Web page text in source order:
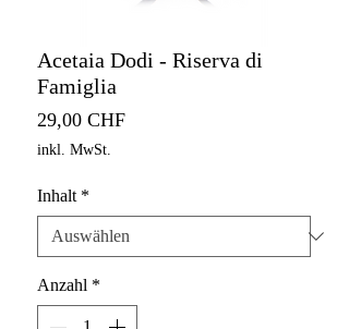
Acetaia Dodi - Riserva di
Famiglia
29,00 CHFPreis
inkl. MwSt.
Inhalt *
Anzahl *